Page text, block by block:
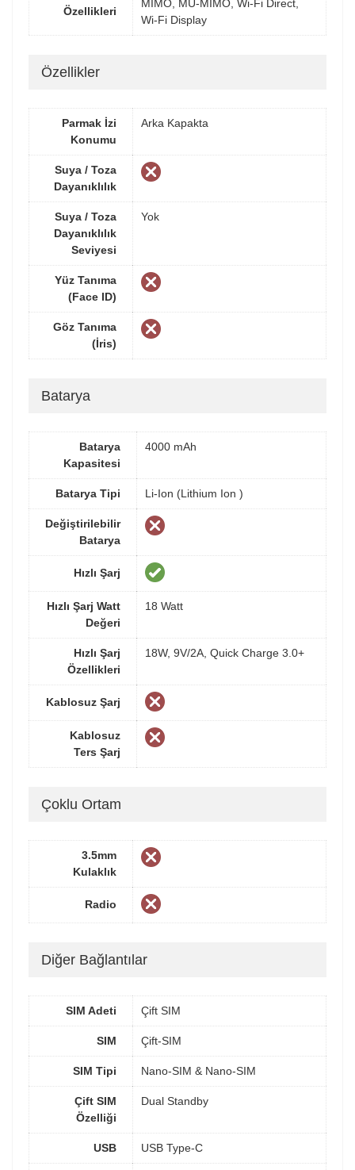
Özellikleri
MIMO, MU-MIMO, Wi-Fi Direct,
Wi-Fi Display
Özellikler
Parmak İzi
Konumu
Arka Kapakta
Suya / Toza
Dayanıklılık
Suya / Toza
Dayanıklılık
Seviyesi
Yok
Yüz Tanıma
(Face ID)
Göz Tanıma
(İris)
Batarya
Batarya
Kapasitesi
4000 mAh
Batarya Tipi Li-Ion (Lithium Ion )
Değiştirilebilir
Batarya
Hızlı Şarj
Hızlı Şarj Watt
Değeri
18 Watt
Hızlı Şarj
Özellikleri
18W, 9V/2A, Quick Charge 3.0+
Kablosuz Şarj
Kablosuz
Ters Şarj
Çoklu Ortam
3.5mm
Kulaklık
Radio
Diğer Bağlantılar
SIM Adeti Çift SIM
SIM Çift-SIM
SIM Tipi Nano-SIM & Nano-SIM
Çift SIM
Özelliği
Dual Standby
USB USB Type-C